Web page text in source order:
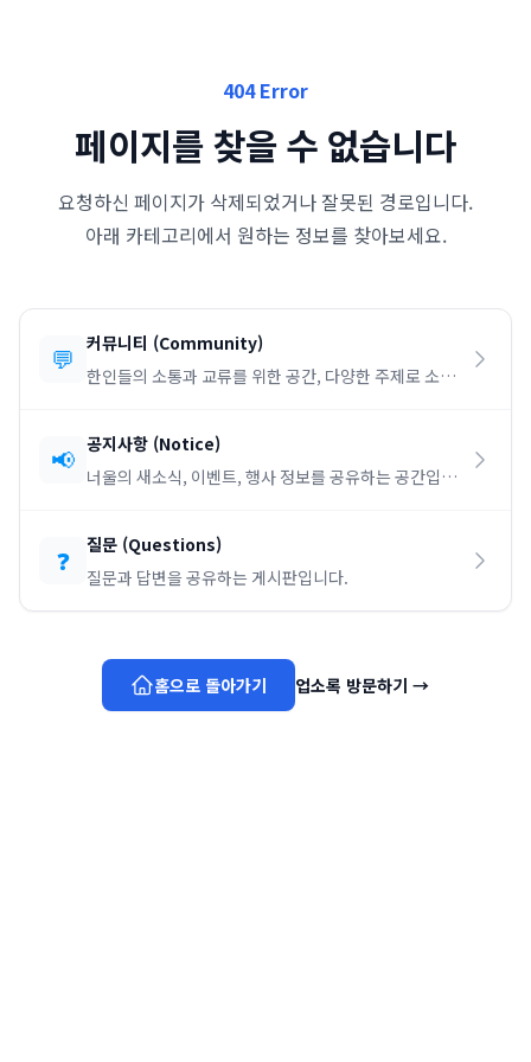
404 Error
페이지를 찾을 수 없습니다
요청하신 페이지가 삭제되었거나 잘못된 경로입니다.
아래 카테고리에서 원하는 정보를 찾아보세요.
💬 커뮤니티 (Community)
한인들의 소통과 교류를 위한 공간, 다양한 주제로 소통
📢 공지사항 (Notice)
너울의 새소식, 이벤트, 행사 정보를 공유하는 공간입니
❓ 질문 (Questions)
질문과 답변을 공유하는 게시판입니다.
홈으로 돌아가기 업소록 방문하기 →